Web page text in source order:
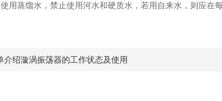
用蒸馏水，禁止使用河水和硬质水，若用自来水，则应在
介绍漩涡振荡器的工作状态及使用